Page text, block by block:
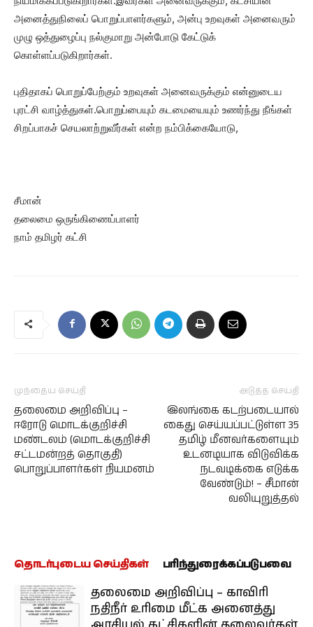
அனைத்துநிலைப் பொறுப்பாளர்களும், அன்பு உறவுகள் அனைவரும்
முழு ஒத்துழைப்பு நல்குமாறு அன்போடு கேட்டுக்
கொள்ளப்படுகிறார்கள்.
புதிதாகப் பொறுப்பேற்கும் உறவுகள் அனைவருக்கும் என்னுடைய
புரட்சி வாழ்த்துகள்.பொறுப்பையும் கடமையையும் உணர்ந்து நீங்கள்
சிறப்பாகச் செயலாற்றுவீர்கள் என்ற நம்பிக்கையோடு,
சீமான்
தலைமை ஒருங்கிணைப்பாளர்
நாம் தமிழர் கட்சி
முந்தைய செய்தி
தலைமை அறிவிப்பு –
ஈரோடு மொடக்குறிச்சி
மண்டலம் (மொடக்குறிச்சி
சட்டமன்றத் தொகுதி)
பொறுப்பாளர்கள் நியமனம்
அடுத்த செய்தி
இலங்கை கடற்படையால்
கைது செய்யப்பட்டுள்ள 35
தமிழ் மீனவர்களையும்
உடனடியாக விடுவிக்க
நடவடிக்கை எடுக்க
வேண்டும்! – சீமான்
வலியுறுத்தல்
தொடர்புடைய செய்திகள் பரிந்துரைக்கப்படுபவை
தலைமை அறிவிப்பு – காவிரி
நதிநீர் உரிமை மீட்க அனைத்து